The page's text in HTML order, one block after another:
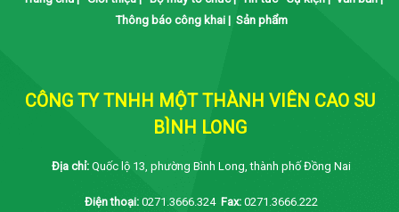
Thông báo công khai| Sản phẩm
CÔNG TY TNHH MỘT THÀNH VIÊN CAO SU
BÌNH LONG
Địa chỉ: Quốc lộ 13, phường Bình Long, thành phố Đồng Nai
Điện thoại:0271.3666.324 Fax: 0271.3666.222